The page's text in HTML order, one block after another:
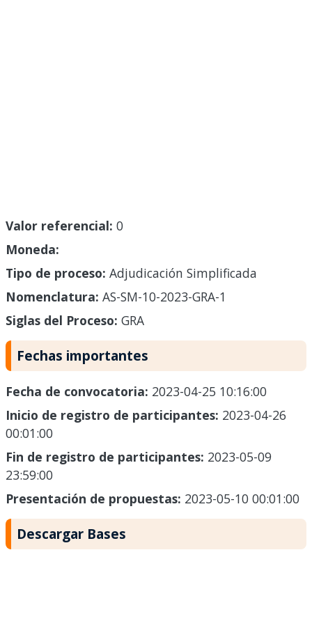
Valor referencial: 0
Moneda:
Tipo de proceso: Adjudicación Simplificada
Nomenclatura: AS-SM-10-2023-GRA-1
Siglas del Proceso: GRA
Fechas importantes
Fecha de convocatoria: 2023-04-25 10:16:00
Inicio de registro de participantes: 2023-04-26
00:01:00
Fin de registro de participantes: 2023-05-09
23:59:00
Presentación de propuestas: 2023-05-10 00:01:00
Descargar Bases